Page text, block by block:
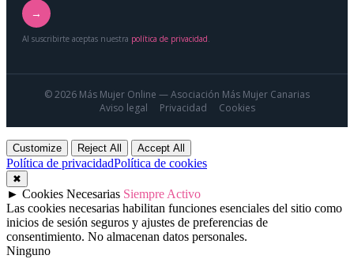
→
Al suscribirte aceptas nuestra política de privacidad.
© 2026 Más Mujer Online — Asociación Más Mujer Canarias
Aviso legal
Privacidad Cookies
Customize Reject All Accept All
Política de privacidadPolítica de cookies
✖
► Cookies Necesarias Siempre Activo
Las cookies necesarias habilitan funciones esenciales del sitio como
inicios de sesión seguros y ajustes de preferencias de
consentimiento. No almacenan datos personales.
Ninguno